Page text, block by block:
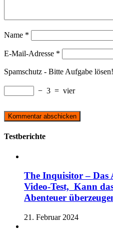
Name *
E-Mail-Adresse *
Spamschutz - Bitte Aufgabe lösen!
− 3 = vier
Testberichte
The Inquisitor – Das
Video-Test, Kann
Abenteuer
21. Februar 2024